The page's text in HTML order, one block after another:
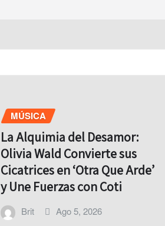
MÚSICA
La Alquimia del Desamor:
Olivia Wald Convierte sus
Cicatrices en ‘Otra Que Arde’
y Une Fuerzas con Coti
Brit Ago 5, 2026